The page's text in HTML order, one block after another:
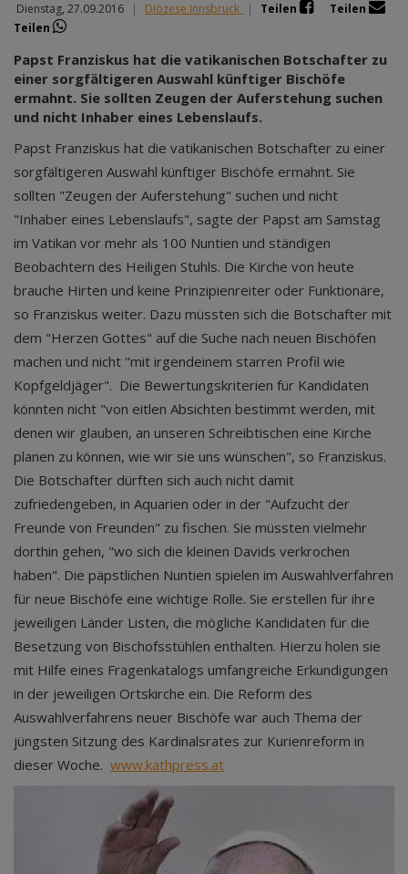
Dienstag, 27.09.2016 | Diözese Innsbruck | Teilen
Teilen
Teilen
Papst Franziskus hat die vatikanischen Botschafter zu
einer sorgfältigeren Auswahl künftiger Bischöfe
ermahnt. Sie sollten Zeugen der Auferstehung suchen
und nicht Inhaber eines Lebenslaufs.
Papst Franziskus hat die vatikanischen Botschafter zu einer
sorgfältigeren Auswahl künftiger Bischöfe ermahnt. Sie
sollten "Zeugen der Auferstehung" suchen und nicht
"Inhaber eines Lebenslaufs", sagte der Papst am Samstag
im Vatikan vor mehr als 100 Nuntien und ständigen
Beobachtern des Heiligen Stuhls. Die Kirche von heute
brauche Hirten und keine Prinzipienreiter oder Funktionäre,
so Franziskus weiter. Dazu müssten sich die Botschafter mit
dem "Herzen Gottes" auf die Suche nach neuen Bischöfen
machen und nicht "mit irgendeinem starren Profil wie
Kopfgeldjäger". Die Bewertungskriterien für Kandidaten
könnten nicht "von eitlen Absichten bestimmt werden, mit
denen wir glauben, an unseren Schreibtischen eine Kirche
planen zu können, wie wir sie uns wünschen", so Franziskus.
Die Botschafter dürften sich auch nicht damit
zufriedengeben, in Aquarien oder in der "Aufzucht der
Freunde von Freunden" zu fischen. Sie müssten vielmehr
dorthin gehen, "wo sich die kleinen Davids verkrochen
haben". Die päpstlichen Nuntien spielen im Auswahlverfahren
für neue Bischöfe eine wichtige Rolle. Sie erstellen für ihre
jeweiligen Länder Listen, die mögliche Kandidaten für die
Besetzung von Bischofsstühlen enthalten. Hierzu holen sie
mit Hilfe eines Fragenkatalogs umfangreiche Erkundigungen
in der jeweiligen Ortskirche ein. Die Reform des
Auswahlverfahrens neuer Bischöfe war auch Thema der
jüngsten Sitzung des Kardinalsrates zur Kurienreform in
dieser Woche. www.kathpress.at